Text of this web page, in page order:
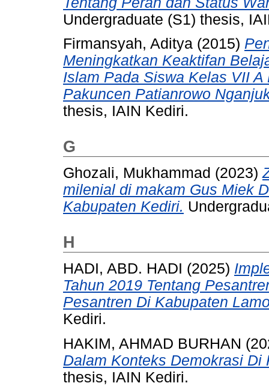
Undergraduate (S1) thesis,
Firmansyah, Aditya (2015)
Meningkatkan Keaktifan
Islam Pada Siswa Kelas VII
Pakuncen Patianrowo
thesis, IAIN Kediri.
G
Ghozali, Mukhammad (2023)
milenial di makam Gus Miek
Kabupaten Kediri.
H
HADI, ABD. HADI (2025)
Tahun 2019 Tentang
Pesantren Di Kabupaten
Kediri.
HAKIM, AHMAD BURHAN
Dalam Konteks Demokrasi Di
thesis, IAIN Kediri.